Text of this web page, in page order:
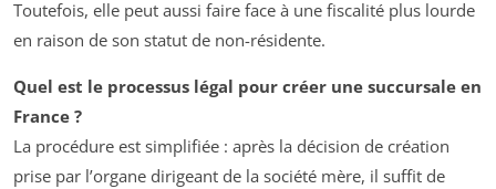
Toutefois, elle peut aussi faire face à une fiscalité plus lourde
en raison de son statut de non-résidente.
Quel est le processus légal pour créer une succursale en
France ?
La procédure est simplifiée : après la décision de création
prise par l’organe dirigeant de la société mère, il suffit de